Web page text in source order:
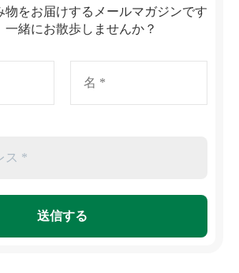
物をお届けするメールマガジンです
一緒にお散歩しませんか？